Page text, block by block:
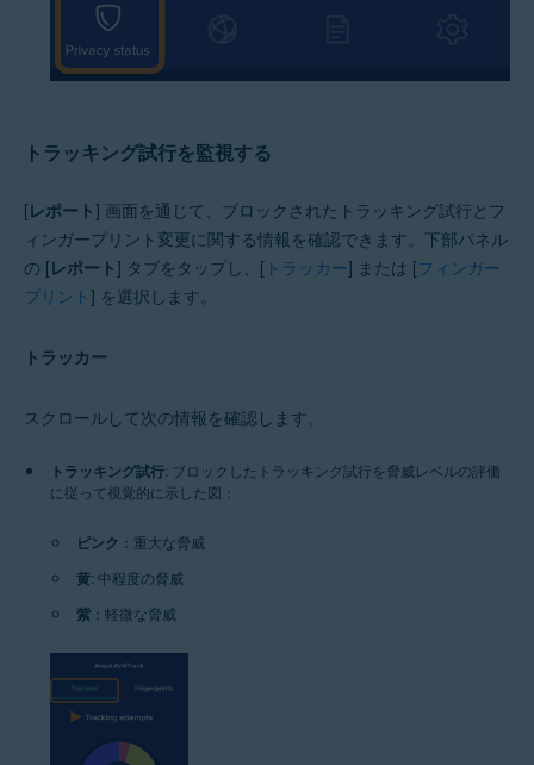
トラッキング試行を監視する
[レポート] 画面を通じて、ブロックされたトラッキング試行とフ
ィンガープリント変更に関する情報を確認できます。下部パネル
の [レポート] タブをタップし、[ トラッカー] または [フィンガー
プリント ] を選択します。
トラッカー
スクロールして次の情報を確認します。
トラッキング試行: ブロックしたトラッキング試行を脅威レベルの評価
に従って視覚的に示した図：
ピンク ：重大な脅威
黄: 中程度の脅威
紫 ：軽微な脅威